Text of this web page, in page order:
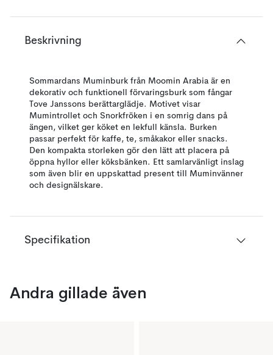
Beskrivning
Sommardans Muminburk från Moomin Arabia är en
dekorativ och funktionell förvaringsburk som fångar
Tove Janssons berättarglädje. Motivet visar
Mumintrollet och Snorkfröken i en somrig dans på
ängen, vilket ger köket en lekfull känsla. Burken
passar perfekt för kaffe, te, småkakor eller snacks.
Den kompakta storleken gör den lätt att placera på
öppna hyllor eller köksbänken. Ett samlarvänligt inslag
som även blir en uppskattad present till Muminvänner
och designälskare.
Specifikation
Andra gillade även